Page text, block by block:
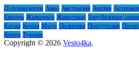
IT-технологии Авио Австралия Англия
Европа Живопись Животные Зарубежные
Катар Кения Мода Политика Португалия
Корея Турция
Copyright © 2026 Vesto4ka.